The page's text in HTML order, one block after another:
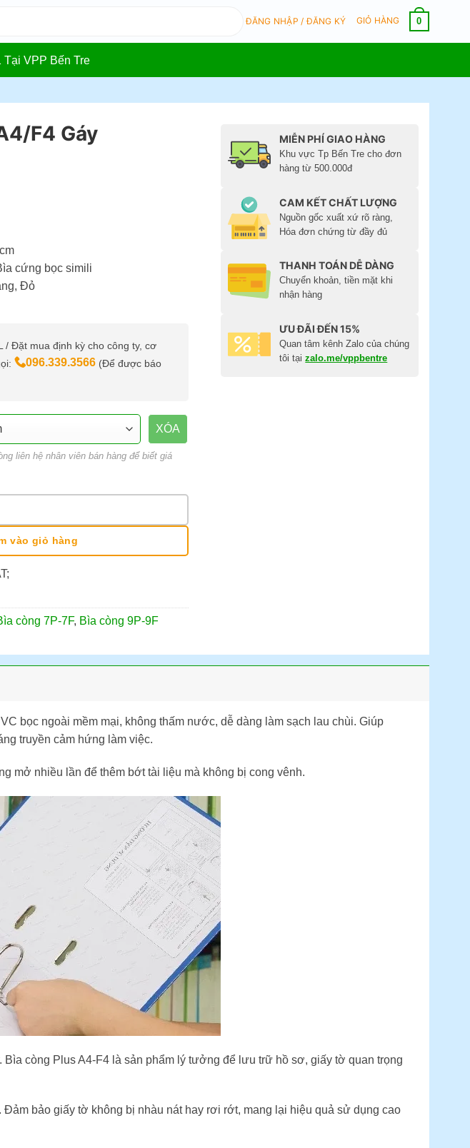
ĐĂNG NHẬP / ĐĂNG KÝ GIỎ HÀNG 0
Tại VPP Bến Tre
F4 Gáy
cứng bọc simili
Đỏ
/ Đặt mua định kỳ cho công ty, cơ
096.339.3566 (Để được báo
XÓA
liên hệ nhân viên bán hàng để biết giá
số lượng
vào giỏ hàng
còng 7P-7F, Bìa còng 9P-9F
MIỄN PHÍ GIAO HÀNG
Khu vực Tp Bến Tre cho đơn
hàng từ 500.000đ
CAM KẾT CHẤT LƯỢNG
Nguồn gốc xuất xứ rõ ràng,
Hóa đơn chứng từ đầy đủ
THANH TOÁN DỄ DÀNG
Chuyển khoản, tiền mặt khi
nhận hàng
ƯU ĐÃI ĐẾN 15%
Quan tâm kênh Zalo của chúng
tôi tạizalo.me/vppbentre
bọc ngoài mềm mại, không thấm nước, dễ dàng làm sạch lau chùi. Giúp
truyền cảm hứng làm việc.
mở nhiều lần để thêm bớt tài liệu mà không bị cong vênh.
còng Plus A4-F4 là sản phẩm lý tưởng để lưu trữ hồ sơ, giấy tờ quan trọng
bảo giấy tờ không bị nhàu nát hay rơi rớt, mang lại hiệu quả sử dụng cao